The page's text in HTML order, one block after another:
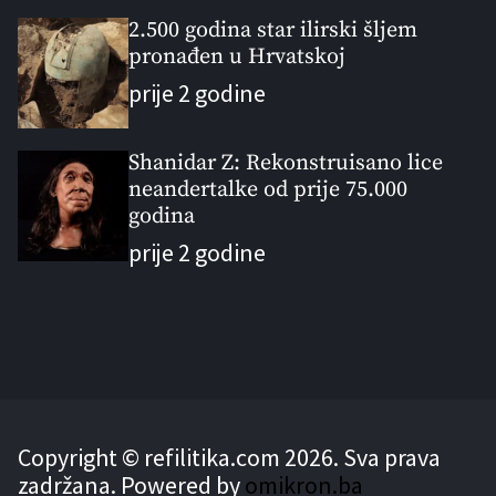
2.500 godina star ilirski šljem
pronađen u Hrvatskoj
prije 2 godine
Shanidar Z: Rekonstruisano lice
neandertalke od prije 75.000
godina
prije 2 godine
Copyright © refilitika.com 2026. Sva prava
zadržana. Powered byomikron.ba